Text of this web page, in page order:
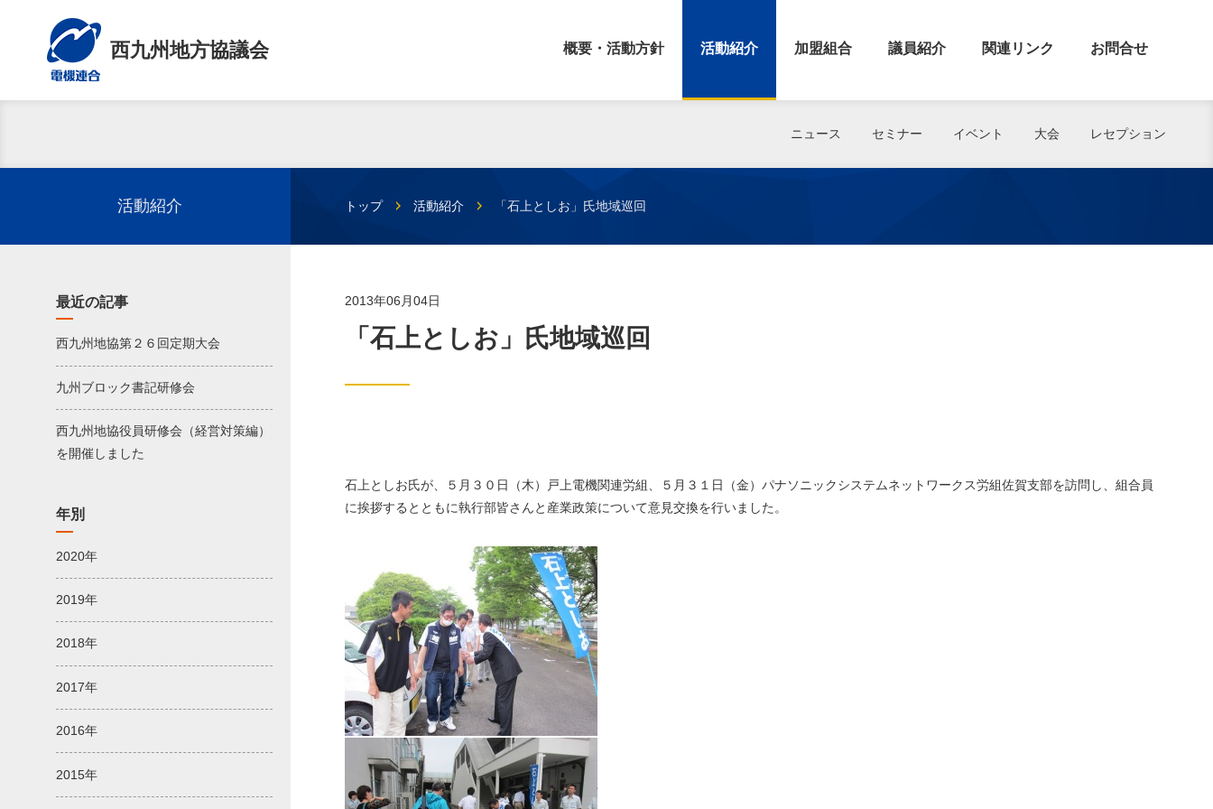
西九州地方協議会 概要・活動方針 活動紹介 加盟組合 議員紹介 関連リンク お問合せ
ニュース セミナー イベント 大会 レセプション
トップ 活動紹介 「石上としお」氏地域巡回
活動紹介
2013年06月04日
「石上としお」氏地域巡回
石上としお氏が、５月３０日（木）戸上電機関連労組、５月３１日（金）パナソニックシステムネットワークス労組佐賀支部を訪問し、組合員
に挨拶するとともに執行部皆さんと産業政策について意見交換を行いました。
最近の記事
西九州地協第２６回定期大会
九州ブロック書記研修会
西九州地協役員研修会（経営対策編）
を開催しました
年別
2020年
2019年
2018年
2017年
2016年
2015年